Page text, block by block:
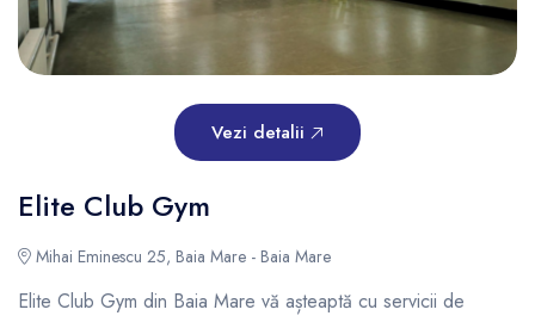
Vezi detalii
Elite Club Gym
Mihai Eminescu 25, Baia Mare - Baia Mare
Elite Club Gym din Baia Mare vă așteaptă cu servicii de